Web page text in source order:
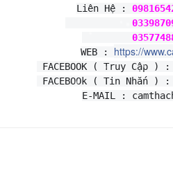
Liên Hệ :
WEB : https://
FACEBOOK ( Truy Cập ) :
FACEBOOk ( Tin Nhắn ) :
E-MAIL :